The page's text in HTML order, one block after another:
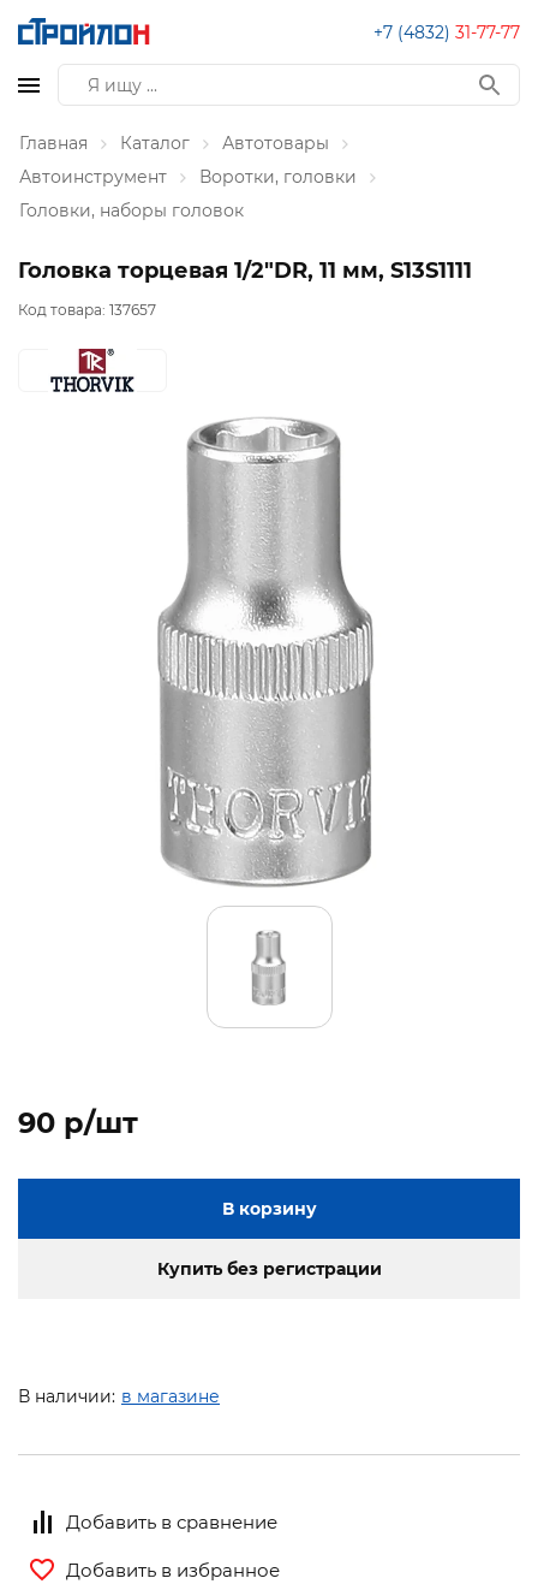
+7 (4832) 31-77-77
Главная Каталог
Автотовары
Автоинструмент
Воротки, головки
Головки, наборы головок
Головка торцевая 1/2"DR, 11 мм, S13S1111
Код товара: 137657
90 p/шт
В корзину
Купить без регистрации
В наличии: в магазине
Добавить в сравнение
Добавить в избранное